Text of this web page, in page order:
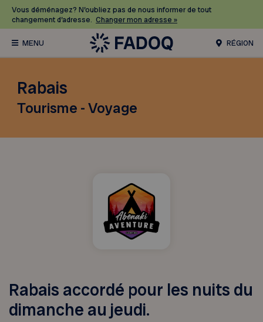
Vous déménagez? N’oubliez pas de nous informer de tout
changement d’adresse. Changer mon adresse »
RÉGION
Rabais
Tourisme - Voyage
Rabais accordé pour les nuits du
dimanche au jeudi.